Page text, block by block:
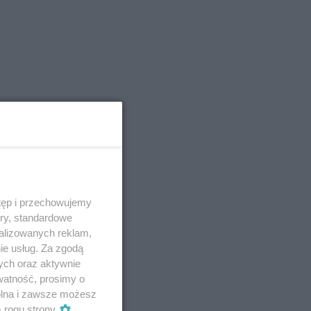
i przechowujemy
standardowe
reklam,
usług. Za zgodą
oraz aktywnie
prosimy o
i zawsze możesz